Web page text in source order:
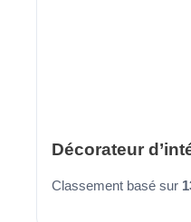
Décorateur
Classement basé sur